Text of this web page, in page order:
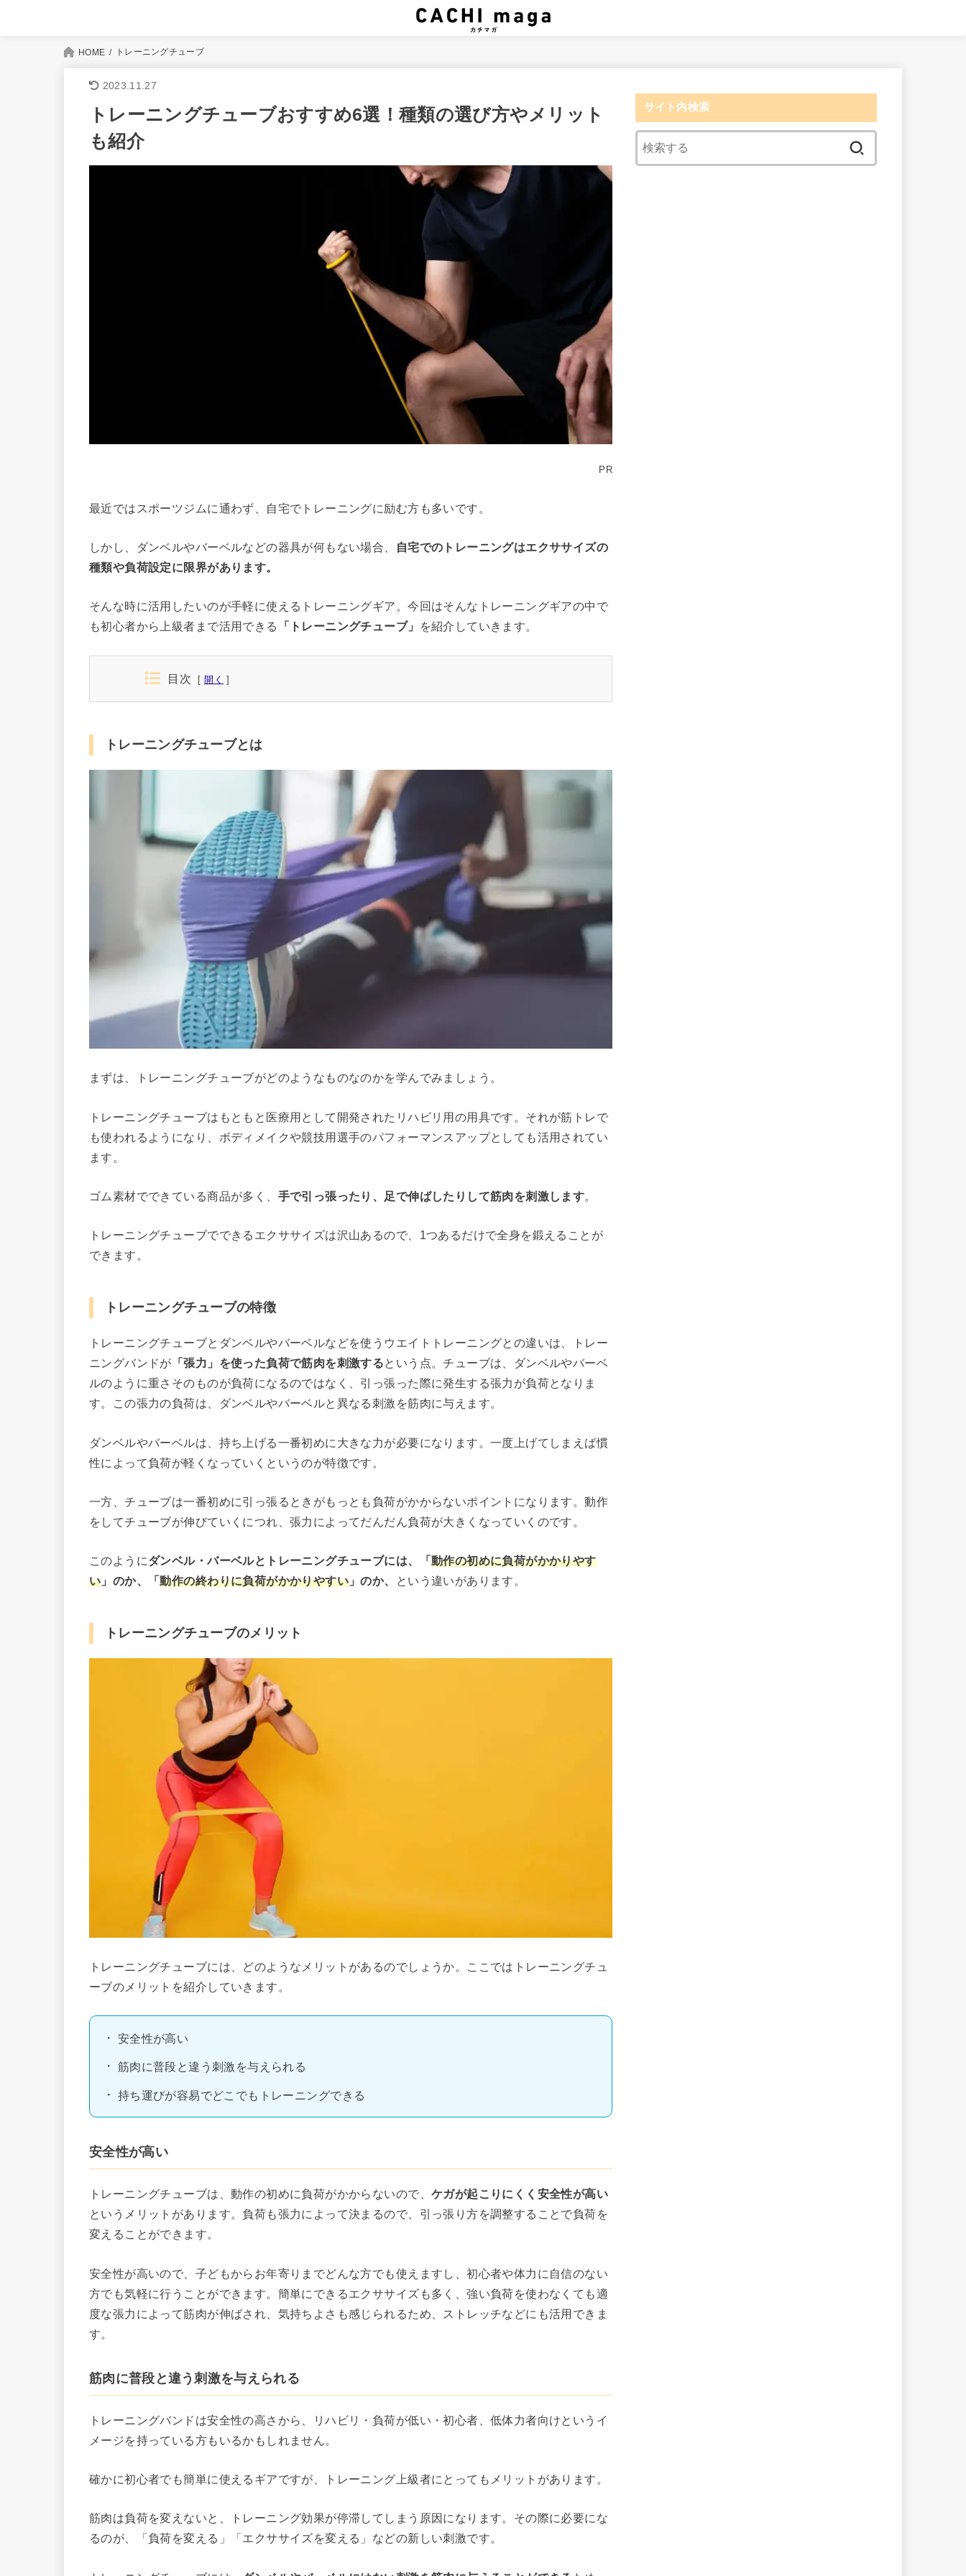
HOME トレーニングチューブ
2023.11.27
トレーニングチューブおすすめ6選！種類の選び方やメリット
も紹介
PR
最近ではスポーツジムに通わず、自宅でトレーニングに励む方も多いです。
しかし、ダンベルやバーベルなどの器具が何もない場合、
自宅でのトレーニングはエクササイズの
種類や負荷設定に限界があります。
そんな時に活用したいのが手軽に使えるトレーニングギア。今回はそんなトレーニングギアの中で
も初心者から上級者まで活用できる
「トレーニングチューブ」 を紹介していきます。
目次 開く
トレーニングチューブとは
まずは、トレーニングチューブがどのようなものなのかを学んでみましょう。
トレーニングチューブはもともと医療用として開発されたリハビリ用の用具です。それが筋トレで
も使われるようになり、ボディメイクや競技用選手のパフォーマンスアップとしても活用されてい
ます。
ゴム素材でできている商品が多く、 手で引っ張ったり、足で伸ばしたりして筋肉を刺激します。
トレーニングチューブでできるエクササイズは沢山あるので、1つあるだけで全身を鍛えることが
できます。
トレーニングチューブの特徴
トレーニングチューブとダンベルやバーベルなどを使うウエイトトレーニングとの違いは、トレー
ニングバンドが 「張力」を使った負荷で筋肉を刺激するという点。チューブは、ダンベルやバーベ
ルのように重さそのものが負荷になるのではなく、引っ張った際に発生する張力が負荷となりま
す。この張力の負荷は、ダンベルやバーベルと異なる刺激を筋肉に与えます。
ダンベルやバーベルは、持ち上げる一番初めに大きな力が必要になります。一度上げてしまえば慣
性によって負荷が軽くなっていくというのが特徴です。
一方、チューブは一番初めに引っ張るときがもっとも負荷がかからないポイントになります。動作
をしてチューブが伸びていくにつれ、張力によってだんだん負荷が大きくなっていくのです。
このようにダンベル・バーベルとトレーニングチューブには、「 動作の初めに負荷がかかりやす
い 」のか、「動作の終わりに負荷がかかりやすい 」のか、 という違いがあります。
トレーニングチューブのメリット
トレーニングチューブには、どのようなメリットがあるのでしょうか。ここではトレーニングチュ
ーブのメリットを紹介していきます。
安全性が高い
筋肉に普段と違う刺激を与えられる
持ち運びが容易でどこでもトレーニングできる
安全性が高い
トレーニングチューブは、動作の初めに負荷がかからないので、 ケガが起こりにくく安全性が高い
というメリットがあります。負荷も張力によって決まるので、引っ張り方を調整することで負荷を
変えることができます。
安全性が高いので、子どもからお年寄りまでどんな方でも使えますし、初心者や体力に自信のない
方でも気軽に行うことができます。簡単にできるエクササイズも多く、強い負荷を使わなくても適
度な張力によって筋肉が伸ばされ、気持ちよさも感じられるため、ストレッチなどにも活用できま
す。
筋肉に普段と違う刺激を与えられる
トレーニングバンドは安全性の高さから、リハビリ・負荷が低い・初心者、低体力者向けというイ
メージを持っている方もいるかもしれません。
確かに初心者でも簡単に使えるギアですが、トレーニング上級者にとってもメリットがあります。
筋肉は負荷を変えないと、トレーニング効果が停滞してしまう原因になります。その際に必要にな
るのが、「負荷を変える」「エクササイズを変える」などの新しい刺激です。
サイト内検索